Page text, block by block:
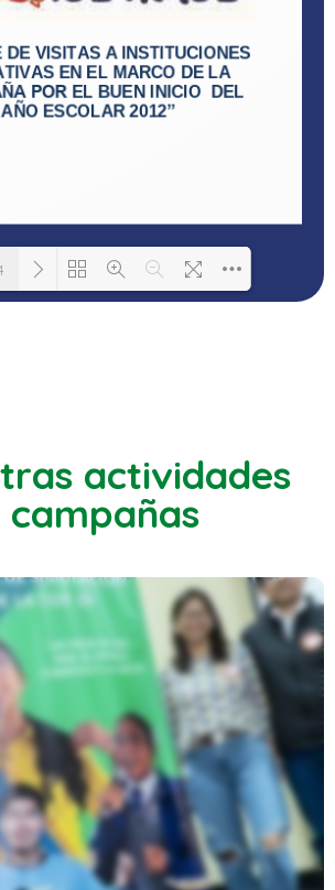
actividades
campañas
De La COP 29 Desde La
De Las Infancias